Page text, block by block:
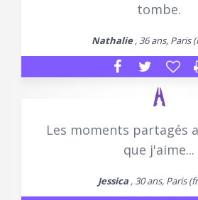
tombe.
Nathalie, 36 ans, Paris
Les moments partagés
que j'aime...
Jessica, 30 ans, Paris